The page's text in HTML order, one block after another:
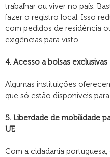
trabalhar ou viver no país.
fazer o registro local. Isso
com pedidos de residência
exigências para visto.
4. Acesso a bolsas exclusivas
Algumas instituições
que só estão disponíveis
5. Liberdade de mobilidade
UE
Com a cidadania